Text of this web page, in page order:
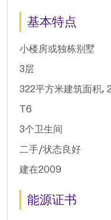
基本特点
小楼房或独栋别墅
3层
322平方米建筑面积,
T6
3个卫生间
二手/状态良好
建在2009
能源证书